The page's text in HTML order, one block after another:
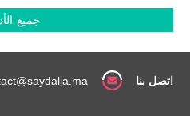
G,
جميع
اتصل بنا